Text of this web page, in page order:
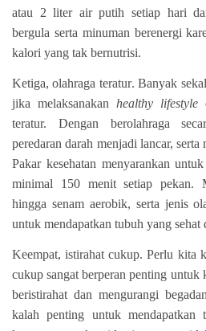
atau 2 liter air putih setiap hari
bergula serta minuman berenergi
kalori yang tak bernutrisi.
Ketiga, olahraga teratur. Banyak
jika melaksanakan healthy lifestyle
teratur. Dengan berolahraga
peredaran darah menjadi lancar,
Pakar kesehatan menyarankan
minimal 150 menit setiap pekan.
hingga senam aerobik, serta jenis
untuk mendapatkan tubuh yang sehat
Keempat, istirahat cukup. Perlu kita
cukup sangat berperan penting untuk
beristirahat dan mengurangi
kalah penting untuk mendapatkan